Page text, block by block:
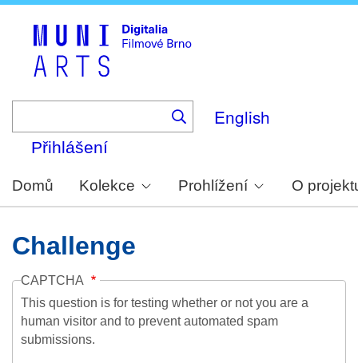
English
Přihlášení
Domů Kolekce Prohlížení O
Challenge
CAPTCHA
This question is for testing whether or not you are a
human visitor and to prevent automated spam
submissions.